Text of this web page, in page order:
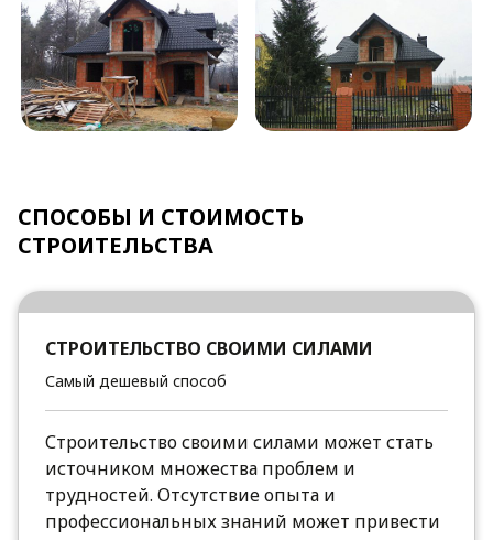
СПОСОБЫ И СТОИМОСТЬ
СТРОИТЕЛЬСТВА
СТРОИТЕЛЬСТВО СВОИМИ СИЛАМИ
Самый дешевый способ
Строительство своими силами может стать
источником множества проблем и
трудностей. Отсутствие опыта и
профессиональных знаний может привести